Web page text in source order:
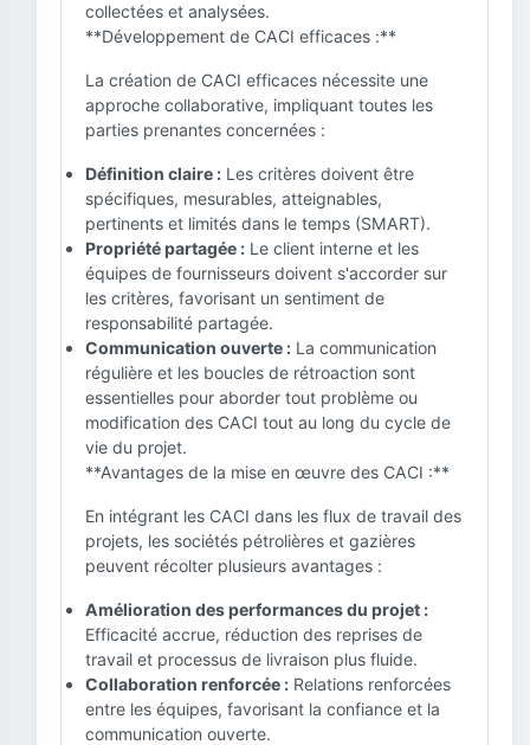
collectées et analysées.
**Développement de CACI efficaces :**
La création de CACI efficaces nécessite une
approche collaborative, impliquant toutes les
parties prenantes concernées :
Définition claire : Les critères doivent être
spécifiques, mesurables, atteignables,
pertinents et limités dans le temps (SMART).
Propriété partagée : Le client interne et les
équipes de fournisseurs doivent s'accorder sur
les critères, favorisant un sentiment de
responsabilité partagée.
Communication ouverte : La communication
régulière et les boucles de rétroaction sont
essentielles pour aborder tout problème ou
modification des CACI tout au long du cycle de
vie du projet.
**Avantages de la mise en œuvre des CACI :**
En intégrant les CACI dans les flux de travail des
projets, les sociétés pétrolières et gazières
peuvent récolter plusieurs avantages :
Amélioration des performances du projet :
Efficacité accrue, réduction des reprises de
travail et processus de livraison plus fluide.
Collaboration renforcée : Relations renforcées
entre les équipes, favorisant la confiance et la
communication ouverte.